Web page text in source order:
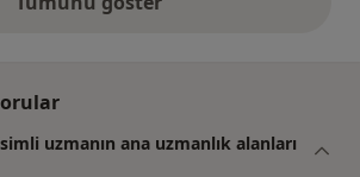
yukarıdaki görüşler
uzmanın ana uzmanlık alanları